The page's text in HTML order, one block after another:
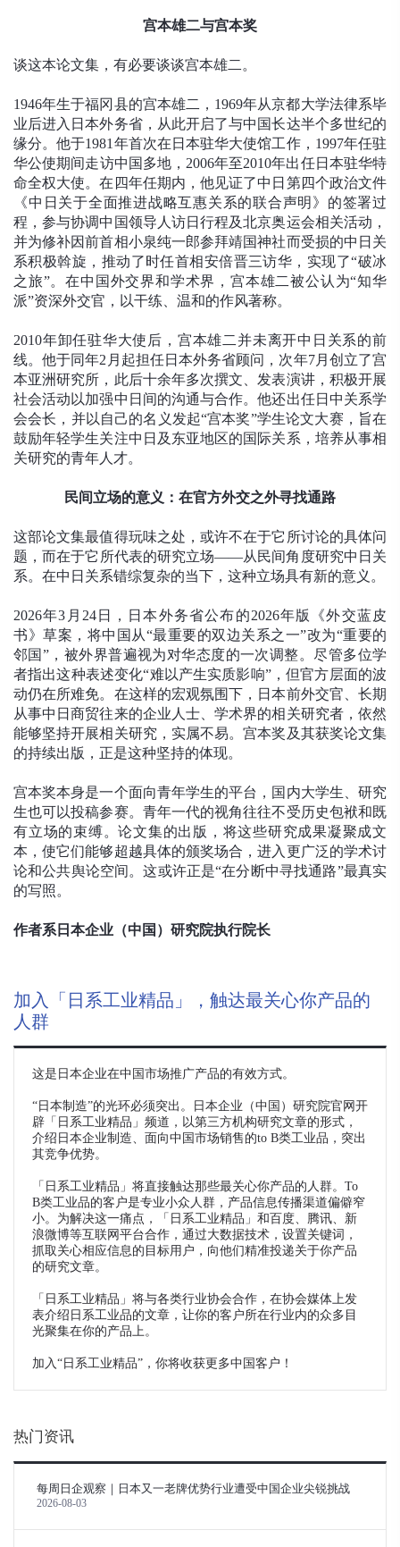
宫本雄二与宫本奖
谈这本论文集，有必要谈谈宫本雄二。
1946年生于福冈县的宫本雄二，1969年从京都大学法律系毕
业后进入日本外务省，从此开启了与中国长达半个多世纪的
缘分。他于1981年首次在日本驻华大使馆工作，1997年任驻
华公使期间走访中国多地，2006年至2010年出任日本驻华特
命全权大使。在四年任期内，他见证了中日第四个政治文件
《中日关于全面推进战略互惠关系的联合声明》的签署过
程，参与协调中国领导人访日行程及北京奥运会相关活动，
并为修补因前首相小泉纯一郎参拜靖国神社而受损的中日关
系积极斡旋，推动了时任首相安倍晋三访华，实现了“破冰
之旅”。在中国外交界和学术界，宫本雄二被公认为“知华
派”资深外交官，以干练、温和的作风著称。
2010年卸任驻华大使后，宫本雄二并未离开中日关系的前
线。他于同年2月起担任日本外务省顾问，次年7月创立了宫
本亚洲研究所，此后十余年多次撰文、发表演讲，积极开展
社会活动以加强中日间的沟通与合作。他还出任日中关系学
会会长，并以自己的名义发起“宫本奖”学生论文大赛，旨在
鼓励年轻学生关注中日及东亚地区的国际关系，培养从事相
关研究的青年人才。
民间立场的意义：在官方外交之外寻找通路
这部论文集最值得玩味之处，或许不在于它所讨论的具体问
题，而在于它所代表的研究立场——从民间角度研究中日关
系。在中日关系错综复杂的当下，这种立场具有新的意义。
2026年3月24日，日本外务省公布的2026年版《外交蓝皮
书》草案，将中国从“最重要的双边关系之一”改为“重要的
邻国”，被外界普遍视为对华态度的一次调整。尽管多位学
者指出这种表述变化“难以产生实质影响”，但官方层面的波
动仍在所难免。在这样的宏观氛围下，日本前外交官、长期
从事中日商贸往来的企业人士、学术界的相关研究者，依然
能够坚持开展相关研究，实属不易。宫本奖及其获奖论文集
的持续出版，正是这种坚持的体现。
宫本奖本身是一个面向青年学生的平台，国内大学生、研究
生也可以投稿参赛。青年一代的视角往往不受历史包袱和既
有立场的束缚。论文集的出版，将这些研究成果凝聚成文
本，使它们能够超越具体的颁奖场合，进入更广泛的学术讨
论和公共舆论空间。这或许正是“在分断中寻找通路”最真实
的写照。
作者系日本企业（中国）研究院执行院长
加入「日系工业精品」，触达最关心你产品的
人群
这是日本企业在中国市场推广产品的有效方式。
“日本制造”的光环必须突出。日本企业（中国）研究院官网开
辟「日系工业精品」频道，以第三方机构研究文章的形式，
介绍日本企业制造、面向中国市场销售的to B类工业品，突出
其竞争优势。
「日系工业精品」将直接触达那些最关心你产品的人群。To
B类工业品的客户是专业小众人群，产品信息传播渠道偏僻窄
小。为解决这一痛点，「日系工业精品」和百度、腾讯、新
浪微博等互联网平台合作，通过大数据技术，设置关键词，
抓取关心相应信息的目标用户，向他们精准投递关于你产品
的研究文章。
「日系工业精品」将与各类行业协会合作，在协会媒体上发
表介绍日系工业品的文章，让你的客户所在行业内的众多目
光聚集在你的产品上。
加入“日系工业精品”，你将收获更多中国客户！
热门资讯
每周日企观察｜日本又一老牌优势行业遭受中国企业尖锐挑战
2026-08-03